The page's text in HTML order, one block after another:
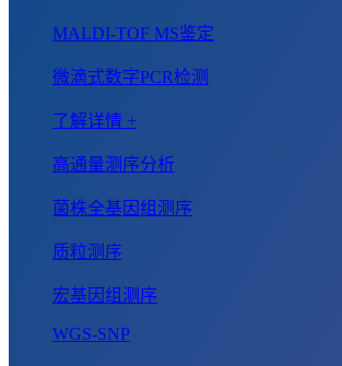
MALDI-TOF MS鉴定
微滴式数字PCR检测
了解详情 +
高通量测序分析
菌株全基因组测序
质粒测序
宏基因组测序
WGS-SNP